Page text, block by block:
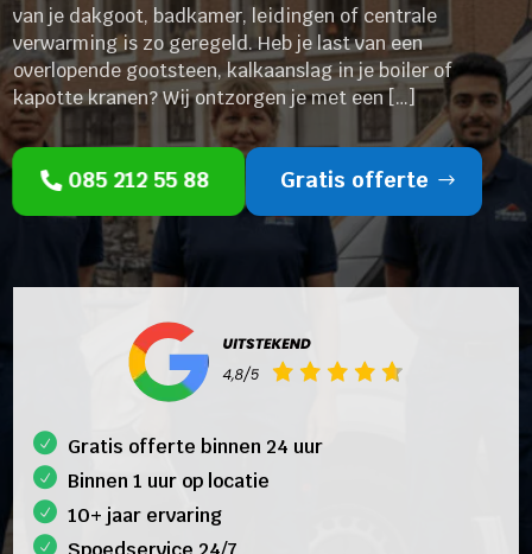
van je dakgoot, badkamer, leidingen of centrale
verwarming is zo geregeld. Heb je last van een
overlopende gootsteen, kalkaanslag in je boiler of
kapotte kranen? Wij ontzorgen je met een […]
085 212 55 88 Gratis offerte
Gratis offerte binnen 24 uur
Binnen 1 uur op locatie
10+ jaar ervaring